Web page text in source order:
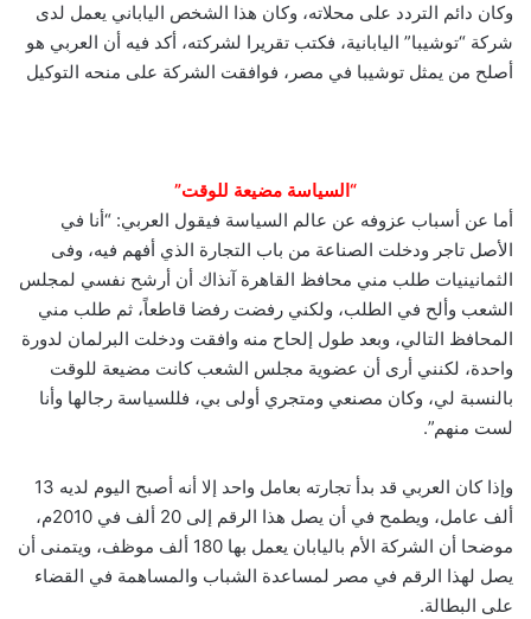
وكان دائم التردد على محلاته، وكان هذا الشخص الياباني يعمل لدى
شركة “توشيبا” اليابانية، فكتب تقريرا لشركته، أكد فيه أن العربي هو
أصلح من يمثل توشيبا في مصر، فوافقت الشركة على منحه التوكيل
“السياسة مضيعة للوقت”
أما عن أسباب عزوفه عن عالم السياسة فيقول العربي: “أنا في
الأصل تاجر ودخلت الصناعة من باب التجارة الذي أفهم فيه، وفى
الثمانينيات طلب مني محافظ القاهرة آنذاك أن أرشح نفسي لمجلس
الشعب وألح في الطلب، ولكني رفضت رفضا قاطعاً، ثم طلب مني
المحافظ التالي، وبعد طول إلحاح منه وافقت ودخلت البرلمان لدورة
واحدة، لكنني أرى أن عضوية مجلس الشعب كانت مضيعة للوقت
بالنسبة لي، وكان مصنعي ومتجري أولى بي، فللسياسة رجالها وأنا
لست منهم”.
وإذا كان العربي قد بدأ تجارته بعامل واحد إلا أنه أصبح اليوم لديه 13
ألف عامل، ويطمح في أن يصل هذا الرقم إلى 20 ألف في 2010م،
موضحا أن الشركة الأم باليابان يعمل بها 180 ألف موظف، ويتمنى أن
يصل لهذا الرقم في مصر لمساعدة الشباب والمساهمة في القضاء
على البطالة.